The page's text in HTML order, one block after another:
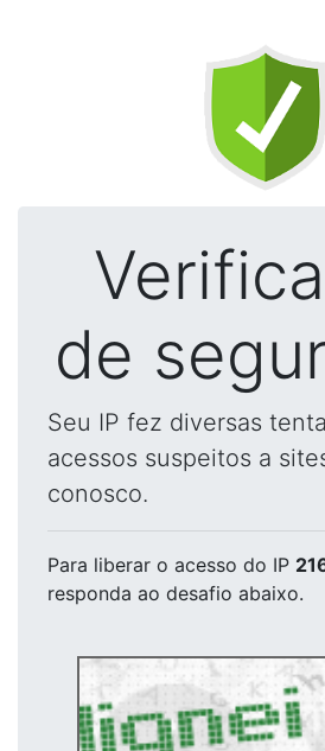
de
Seu IP fez diversas
acessos suspeitos a
conosco.
Para liberar o acesso do IP
responda ao desafio abaixo.